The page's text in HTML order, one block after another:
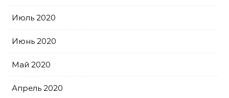
Июль 2020
Июнь 2020
Май 2020
Апрель 2020